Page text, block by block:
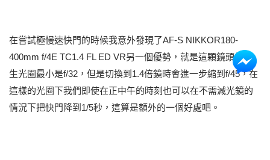
在嘗試極慢速快門的時候我意外發現了AF-S NIKKOR180-
400mm f/4E TC1.4 FL ED VR另一個優勢，就是這顆鏡頭的原
生光圈最小是f/32，但是切換到1.4倍鏡時會進一步縮到f/45，在
這樣的光圈下我們即使在正中午的時刻也可以在不需減光鏡的
情況下把快門降到1/5秒，這算是額外的一個好處吧。